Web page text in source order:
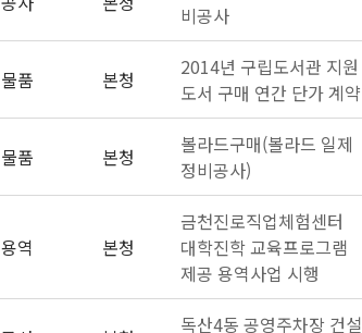
비공사
물품 본청
2014년 구립도서관 지원
도서 구매 연간 단가 계약
물품 본청
볼라드구매(볼라드 일제
정비공사)
용역 본청
금천진로직업체험센터
대학진학 교육프로그램
제공 용역사업 시행
독산4동 공영주차장 건설